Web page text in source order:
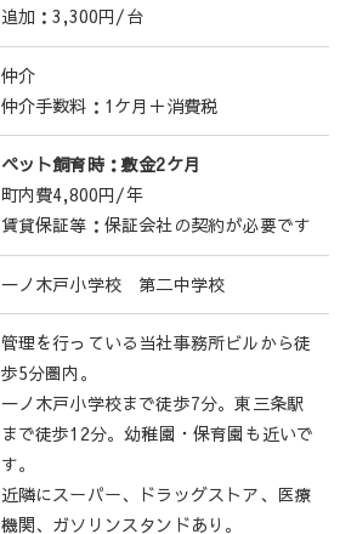
追加：3,300円/台
仲介
仲介手数料：1ケ月＋消費税
ペット飼育時：敷金2ケ月
町内費4,800円/年
賃貸保証等：保証会社の契約が必要です
一ノ木戸小学校 第二中学校
管理を行っている当社事務所ビルから徒
歩5分圏内。
一ノ木戸小学校まで徒歩7分。東三条駅
まで徒歩12分。幼稚園・保育園も近いで
す。
近隣にスーパー、ドラッグストア、医療
機関、ガソリンスタンドあり。